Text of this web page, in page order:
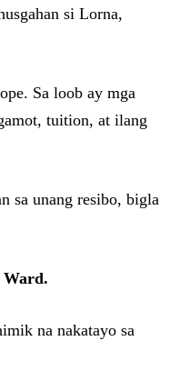
si Lorna,
Sa loob ay mga
tuition, at ilang
sa unang resibo, bigla
na nakatayo sa